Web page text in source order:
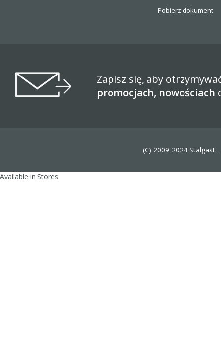
Pobierz dokument
Zapisz się, aby
promocjach, nowościach
(C) 2009-2024 Stalgast
Available in Stores